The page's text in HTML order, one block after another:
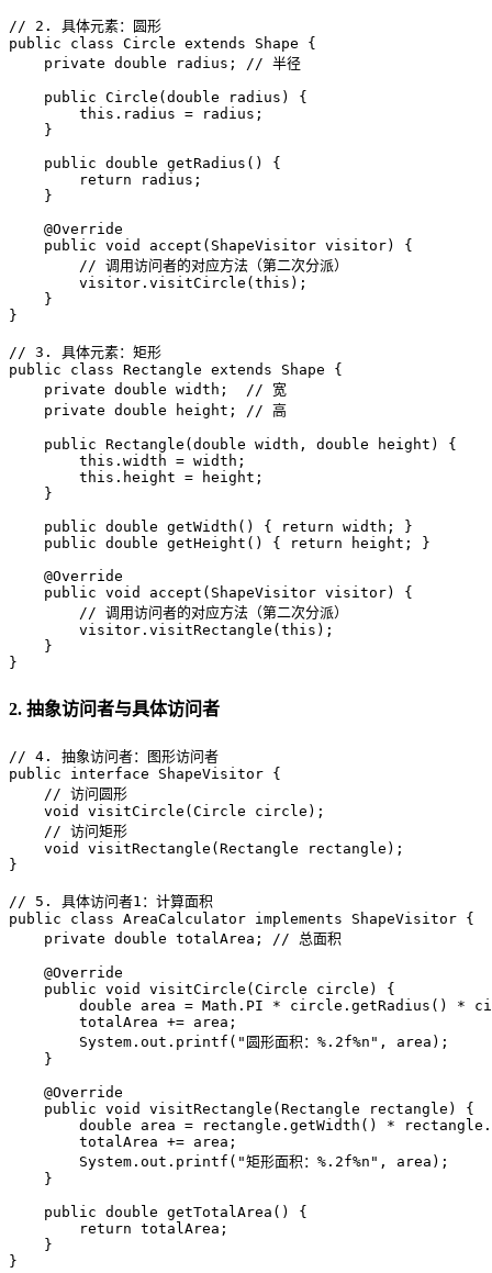
// 2. 具体元素：圆形
public
class Circle extends Shape {
private double radius; // 半径
public Circle ( double radius)
{
this .radius = radius;
    }
public double getRadius ()
{
return radius;
    }
@Override
public void accept (ShapeVisitor visitor)
{
// 调用访问者的对应方法（第二次分派）
        visitor.visitCircle(
this );
    }
}
// 3. 具体元素：矩形
public
class Rectangle extends Shape {
private double width; // 宽
private double height; // 高
public Rectangle ( double width, double height)
{
this .width = width;
this .height = height;
    }
public double getWidth () { return width; }
public double getHeight () { return height; }
@Override
public void accept (ShapeVisitor visitor)
{
// 调用访问者的对应方法（第二次分派）
        visitor.visitRectangle(
this );
    }
}
2. 抽象访问者与具体访问者
// 4. 抽象访问者：图形访问者
public
interface ShapeVisitor {
// 访问圆形
void
visitCircle (Circle circle) ;
// 访问矩形
void
visitRectangle (Rectangle rectangle) ;
}
// 5. 具体访问者1：计算面积
public
class AreaCalculator implements ShapeVisitor {
private double totalArea; // 总面积
@Override
public void visitCircle (Circle circle)
{
double
area = Math.PI * circle.getRadius() *
        totalArea += area;
        System.out.printf(
"圆形面积：%.2f%n" , area);
    }
@Override
public void visitRectangle (Rectangle rectangle)
{
double
area = rectangle.getWidth() *
        totalArea += area;
        System.out.printf(
"矩形面积：%.2f%n" , area);
    }
public double getTotalArea ()
{
return totalArea;
    }
}